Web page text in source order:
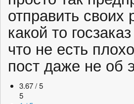
отправить своих
какой то
что не есть
пост даже не об
3.67 / 5
5